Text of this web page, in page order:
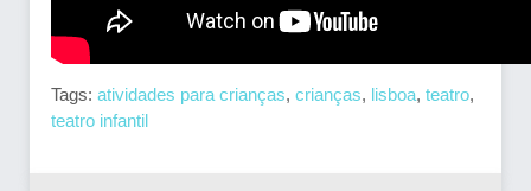
Tags: atividades para crianças, crianças, lisboa, teatro,
teatro infantil